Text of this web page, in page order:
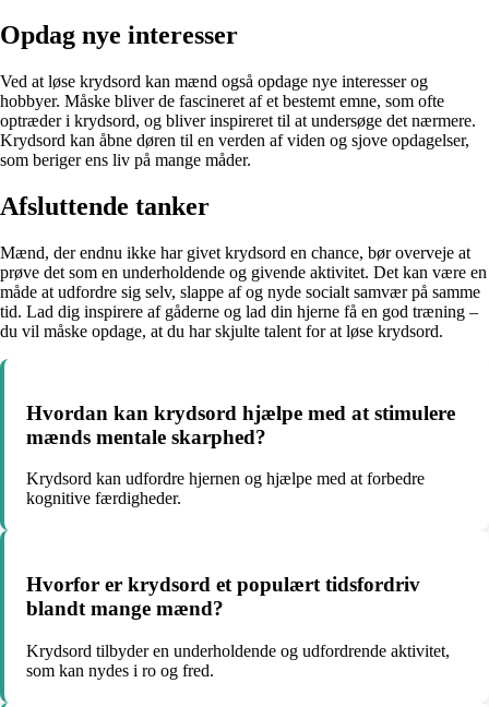
Opdag nye interesser
Ved at løse krydsord kan mænd også opdage nye interesser og
hobbyer. Måske bliver de fascineret af et bestemt emne, som ofte
optræder i krydsord, og bliver inspireret til at undersøge det nærmere.
Krydsord kan åbne døren til en verden af viden og sjove opdagelser,
som beriger ens liv på mange måder.
Afsluttende tanker
Mænd, der endnu ikke har givet krydsord en chance, bør overveje at
prøve det som en underholdende og givende aktivitet. Det kan være en
måde at udfordre sig selv, slappe af og nyde socialt samvær på samme
tid. Lad dig inspirere af gåderne og lad din hjerne få en god træning –
du vil måske opdage, at du har skjulte talent for at løse krydsord.
Hvordan kan krydsord hjælpe med at stimulere
mænds mentale skarphed?
Krydsord kan udfordre hjernen og hjælpe med at forbedre
kognitive færdigheder.
Hvorfor er krydsord et populært tidsfordriv
blandt mange mænd?
Krydsord tilbyder en underholdende og udfordrende aktivitet,
som kan nydes i ro og fred.